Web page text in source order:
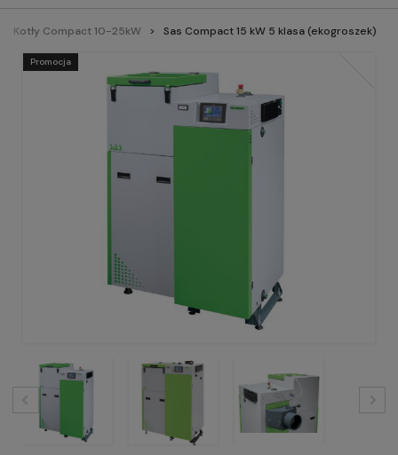
Kotły Compact 10-25kW Sas Compact 15 kW 5 klasa (ekogroszek)
Promocja